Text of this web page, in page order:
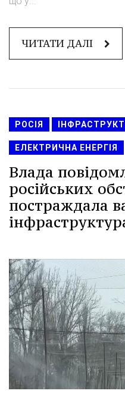
ЧИТАТИ ДАЛІ
РОСІЯ
ЕЛЕКТРИЧНА ЕНЕРГІЯ
Влада
російських
постраждала